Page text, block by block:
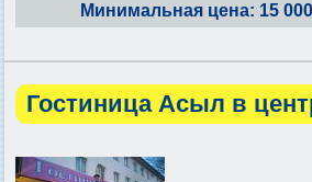
Минимальная цена: 15
Гостиница Асыл в